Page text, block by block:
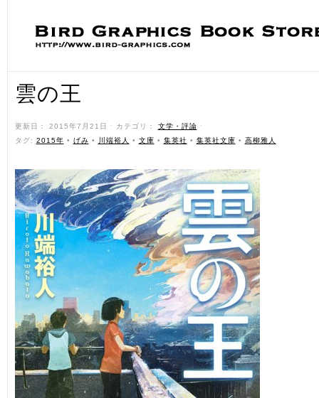
雲の王
更新日： 2015年7月21日 ˑ カテゴリ： 文学・評論 ˑ
タグ: 2015年 • げみ • 川端裕人 • 文庫 • 集英社 • 集英社文庫 • 高柳雅人